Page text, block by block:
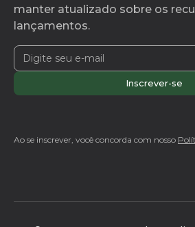
manter atualizado sobre os
lançamentos.
Ao se inscrever, você concorda com nosso